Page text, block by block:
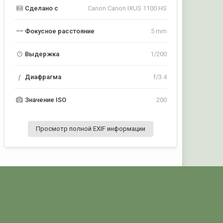
Сделано с Canon Canon IXUS 1100 HS
Фокусное расстояние 5 mm
Выдержка 1/200
f Диафрагма f/3.4
Значение ISO 200
Просмотр полной EXIF информации